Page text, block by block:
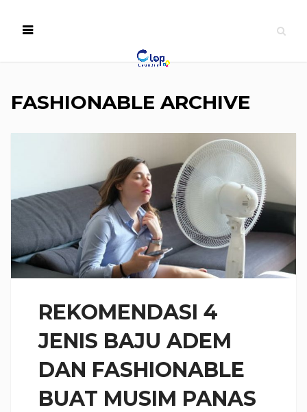
FASHIONABLE ARCHIVE
REKOMENDASI 4
JENIS BAJU ADEM
DAN FASHIONABLE
BUAT MUSIM PANAS